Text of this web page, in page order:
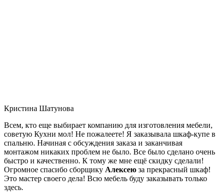
Кристина Шатунова
Всем, кто еще выбирает компанию для изготовления мебели,
советую Кухни мол! Не пожалеете! Я заказывала шкаф-купе в
спальню. Начиная с обсуждения заказа и заканчивая
монтажом никаких проблем не было. Все было сделано очень
быстро и качественно. К тому же мне ещё скидку сделали!
Огромное спасибо сборщику Алексею за прекрасный шкаф!
Это мастер своего дела! Всю мебель буду заказывать только
здесь.